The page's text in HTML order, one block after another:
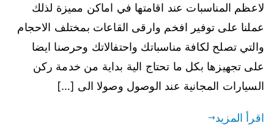
لاعظم المناسبات عند اقامتها في اماكن مميزة لذلك
عملنا على توفير افخم وارقى القاعات بمختلف الاحجام
والتي تصلح لكافة مناسباتك واحتفالاتك وحرصنا ايضا
على تجهيزها بكل ما تحتاج الية بداية من خدمة ركن
السيارات المجانية عند الوصول وصولا الى […]
اقرأ المزيد